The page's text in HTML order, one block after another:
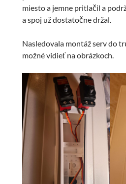
miesto a jemne pritlačil a
a spoj už dostatočne držal.
Nasledovala montáž serv do
možné vidieť na obrázkoch.